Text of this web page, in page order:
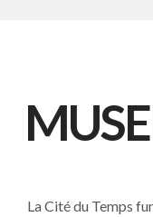
La Cité du Temps